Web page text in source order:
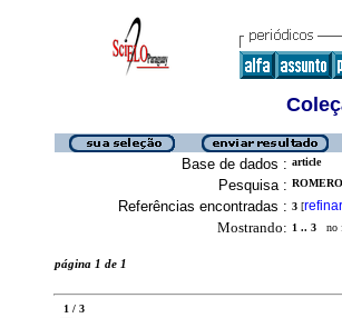
Base de dados : article
Pesquisa :
Referências encontradas : 3 [refinar
Mostrando: 1 .. 3 no
página 1 de 1
1 / 3